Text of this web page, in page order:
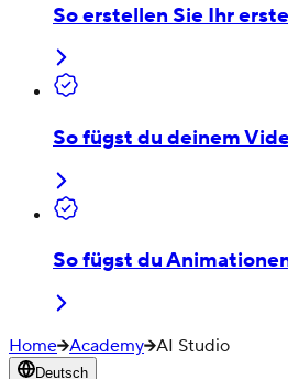
So erstellen Sie Ihr
So fügst du deinem
So fügst du
Home Academy AI Studio
Deutsch